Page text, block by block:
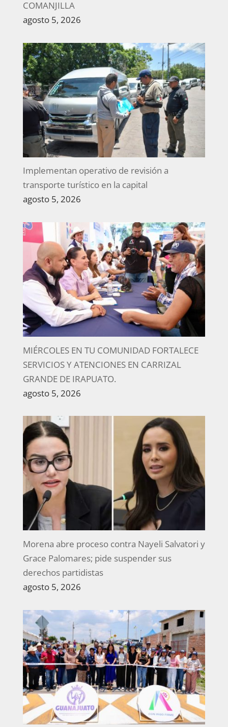
COMANJILLA
agosto 5, 2026
Implementan operativo de revisión a
transporte turístico en la capital
agosto 5, 2026
MIÉRCOLES EN TU COMUNIDAD FORTALECE
SERVICIOS Y ATENCIONES EN CARRIZAL
GRANDE DE IRAPUATO.
agosto 5, 2026
Morena abre proceso contra Nayeli Salvatori y
Grace Palomares; pide suspender sus
derechos partidistas
agosto 5, 2026